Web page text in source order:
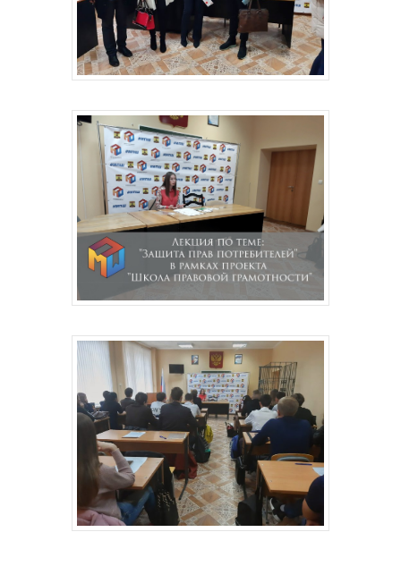
Главная
Депутаты
История
Документация
Структура
Контакты